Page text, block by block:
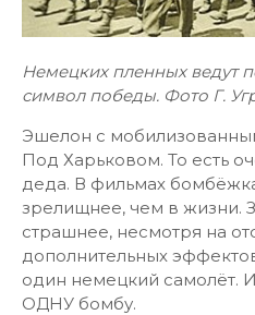
Немецких пленных ведут
символ победы. Фото Г.
Эшелон с
Под Харьковом. То есть
деда. В фильмах
зрелищнее, чем в жизни.
страшнее, несмотря на
дополнительных
один немецкий самолёт.
ОДНУ бомбу.